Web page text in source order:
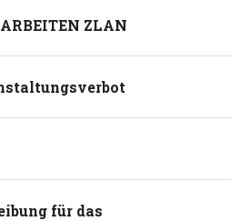
ZLAN
für das